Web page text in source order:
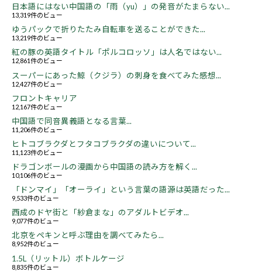
日本語にはない中国語の「雨（yu）」の発音がたまらない...
13,319件のビュー
ゆうパックで折りたたみ自転車を送ることができた...
13,219件のビュー
紅の豚の英語タイトル「ポルコロッソ」は人名ではない...
12,861件のビュー
スーパーにあった鯨（クジラ）の刺身を食べてみた感想...
12,427件のビュー
フロントキャリア
12,167件のビュー
中国語で同音異義語となる言葉...
11,206件のビュー
ヒトコブラクダとフタコブラクダの違いについて...
11,123件のビュー
ドラゴンボールの漫画から中国語の読み方を解く...
10,106件のビュー
「ドンマイ」「オーライ」という言葉の語源は英語だった...
9,533件のビュー
西成のドヤ街と「紗倉まな」のアダルトビデオ...
9,077件のビュー
北京をペキンと呼ぶ理由を調べてみたら...
8,952件のビュー
1.5L（リットル）ボトルケージ
8,835件のビュー